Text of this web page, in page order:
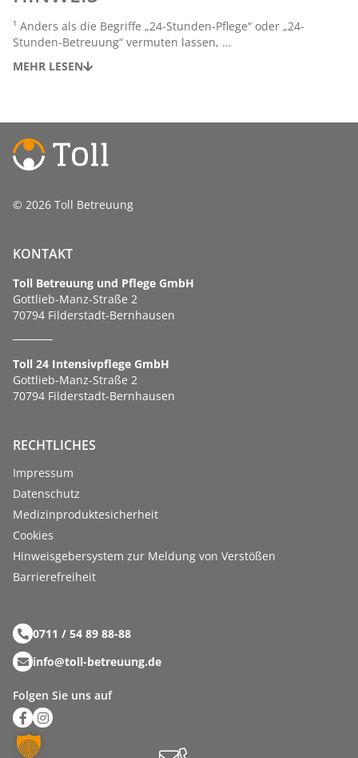
¹ Anders als die Begriffe „24-Stunden-Pflege“ oder „24-
Stunden-Betreuung“ vermuten lassen, ...
MEHR LESEN
© 2026 Toll Betreuung
KONTAKT
Toll Betreuung und Pflege GmbH
Gottlieb-Manz-Straße 2
70794 Filderstadt-Bernhausen
Toll 24 Intensivpflege GmbH
Gottlieb-Manz-Straße 2
70794 Filderstadt-Bernhausen
RECHTLICHES
Impressum
Datenschutz
Medizinproduktesicherheit
Cookies
Hinweisgebersystem zur Meldung von Verstößen
Barriere­­freiheit
0711 / 54 89 88-88
info@toll-betreuung.de
Folgen Sie uns auf